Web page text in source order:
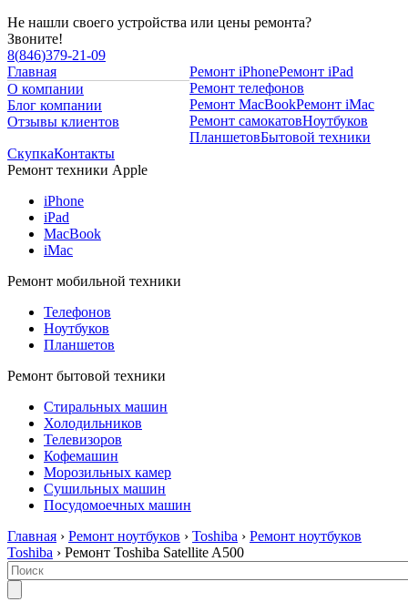
Не нашли своего устройства или цены ремонта?
Звоните!
8(846)379-21-09
Главная
О компании
Блог компании
Отзывы клиентов
Ремонт iPhoneРемонт iPad
Ремонт телефонов
Ремонт MacBookРемонт iMac
Ремонт самокатовНоутбуков
ПланшетовБытовой техники
СкупкаКонтакты
Ремонт техники Apple
iPhone
iPad
MacBook
iMac
Ремонт мобильной техники
Телефонов
Ноутбуков
Планшетов
Ремонт бытовой техники
Стиральных машин
Холодильников
Телевизоров
Кофемашин
Морозильных камер
Сушильных машин
Посудомоечных машин
Главная › Ремонт ноутбуков › Toshiba › Ремонт ноутбуков
Toshiba › Ремонт Toshiba Satellite A500